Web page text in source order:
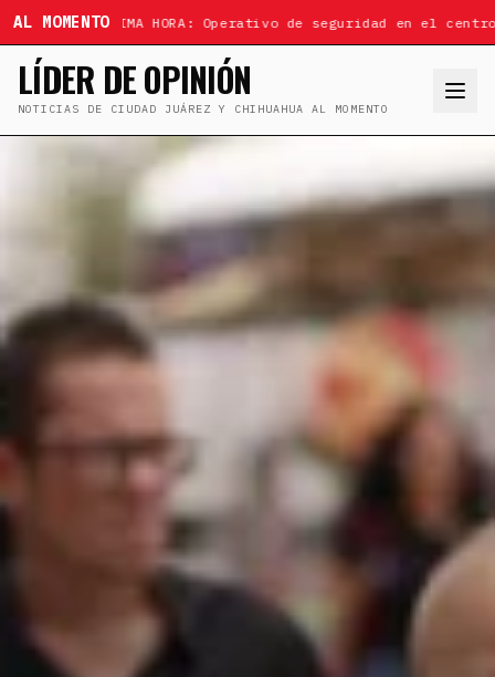
AL MOMENTOÚLTIMA HORA: Operativo de seguridad en el
LÍDER DE OPINIÓN
NOTICIAS DE CIUDAD JUÁREZ Y CHIHUAHUA AL MOMENTO